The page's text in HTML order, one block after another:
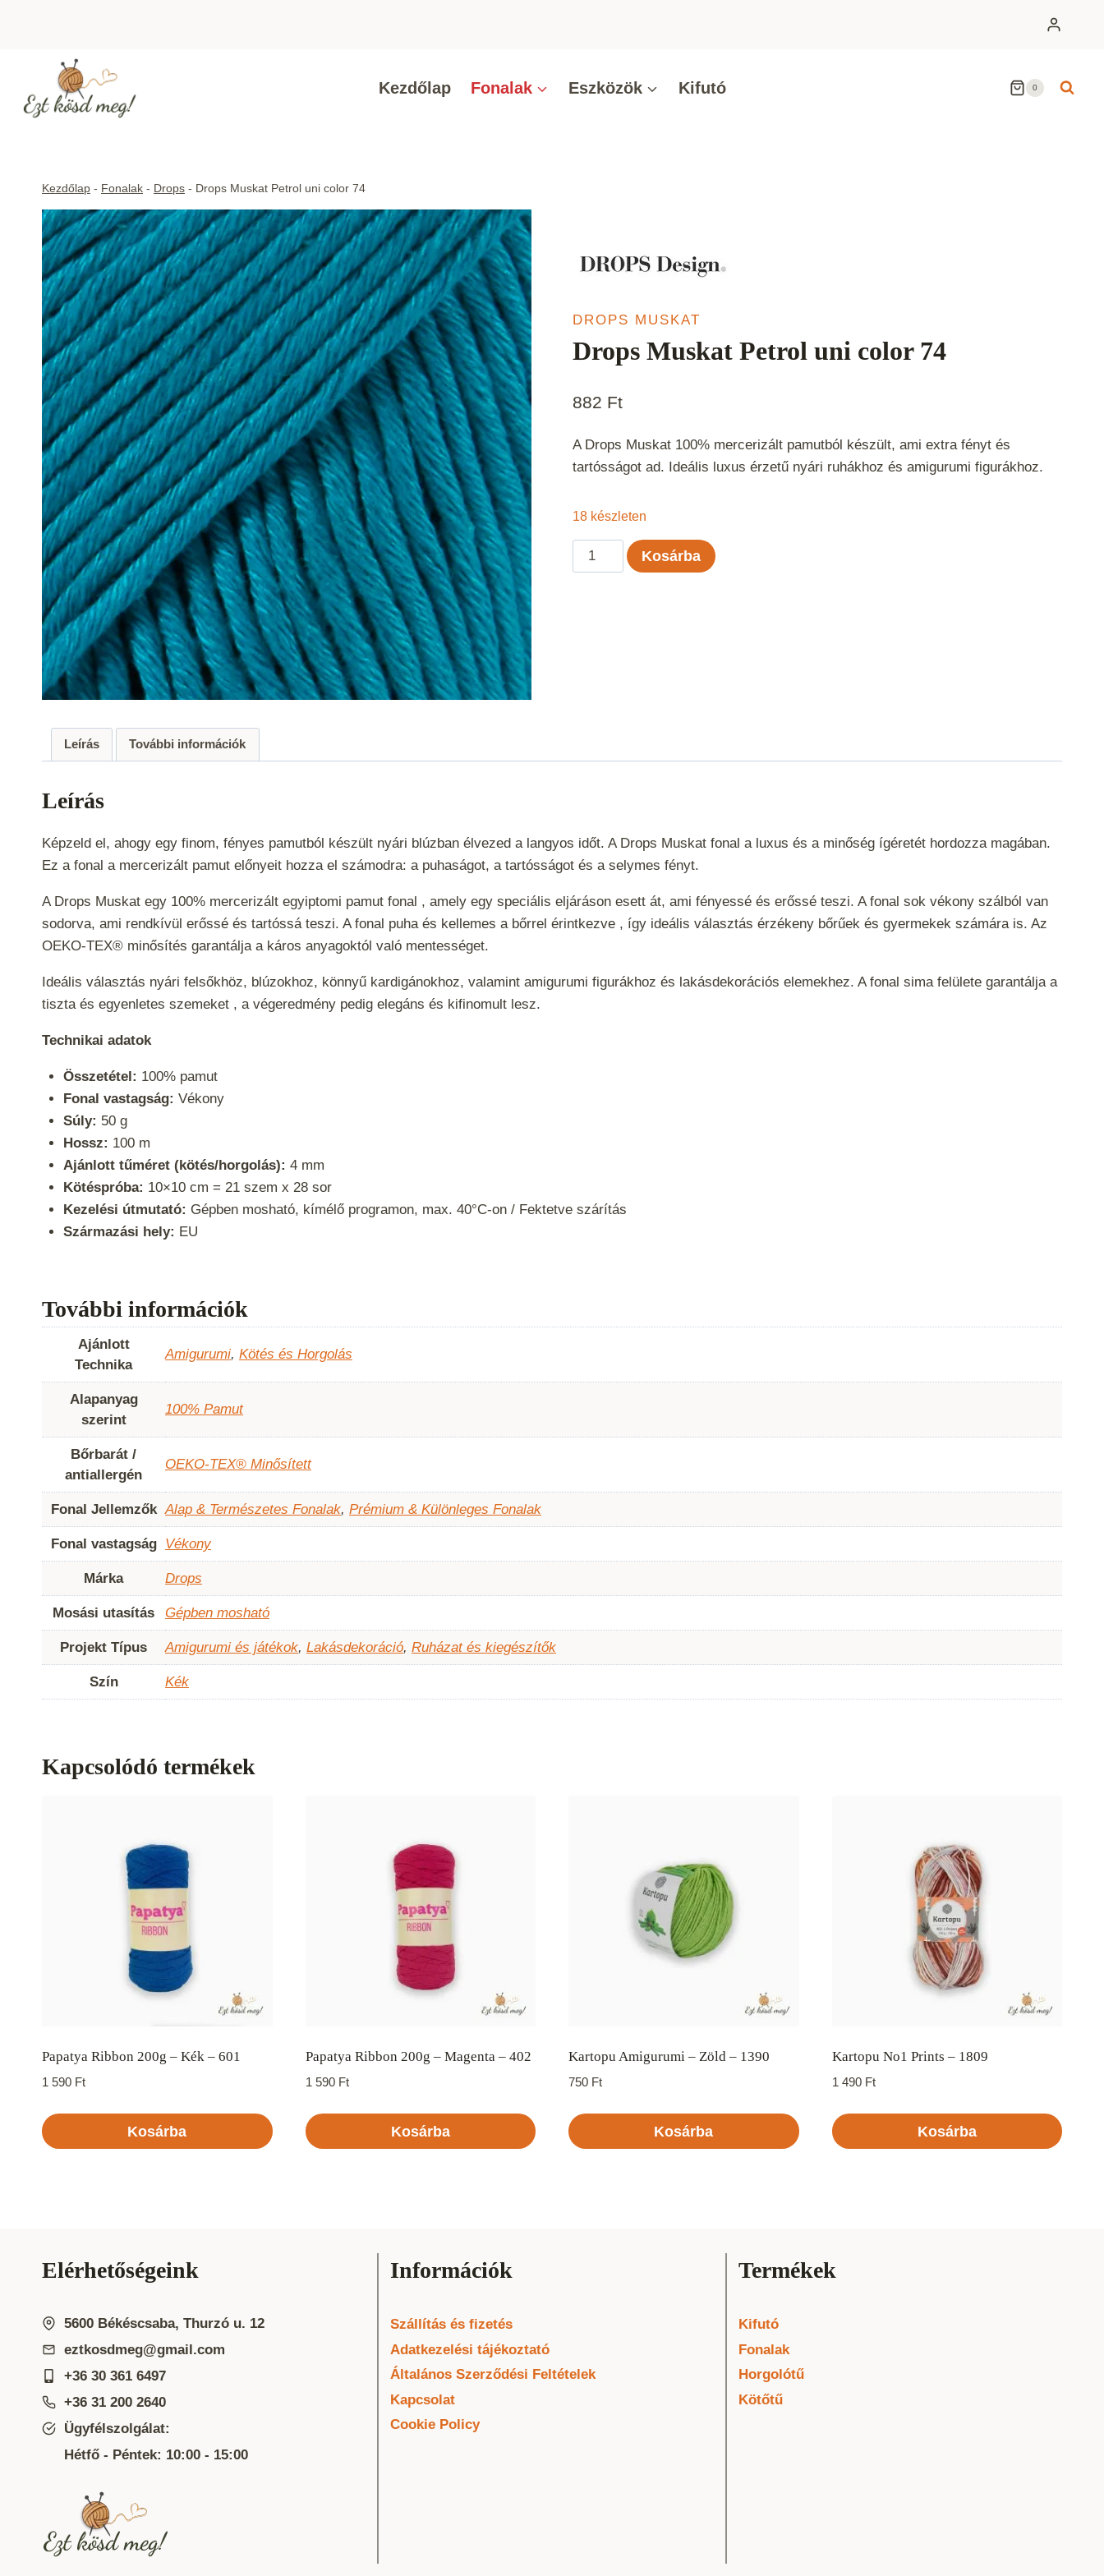
Kezdőlap Fonalak Eszközök Kifutó 0
Kezdőlap - Fonalak - Drops - Drops Muskat Petrol uni color 74
DROPS MUSKAT
Drops Muskat Petrol uni color 74
882 Ft
A Drops Muskat 100% mercerizált pamutból készült, ami extra fényt és
tartósságot ad. Ideális luxus érzetű nyári ruhákhoz és amigurumi figurákhoz.
18 készleten
Drops
Muskat
Kosárba
Leírás További információk
Leírás
Képzeld el, ahogy egy finom, fényes pamutból készült nyári blúzban élvezed a langyos időt. A Drops Muskat fonal a luxus és a minőség ígéretét hordozza magában.
Ez a fonal a mercerizált pamut előnyeit hozza el számodra: a puhaságot, a tartósságot és a selymes fényt.
A Drops Muskat egy 100% mercerizált egyiptomi pamut fonal , amely egy speciális eljáráson esett át, ami fényessé és erőssé teszi. A fonal sok vékony szálból van
sodorva, ami rendkívül erőssé és tartóssá teszi. A fonal puha és kellemes a bőrrel érintkezve , így ideális választás érzékeny bőrűek és gyermekek számára is. Az
OEKO-TEX® minősítés garantálja a káros anyagoktól való mentességet.
Ideális választás nyári felsőkhöz, blúzokhoz, könnyű kardigánokhoz, valamint amigurumi figurákhoz és lakásdekorációs elemekhez. A fonal sima felülete garantálja a
tiszta és egyenletes szemeket , a végeredmény pedig elegáns és kifinomult lesz.
Technikai adatok
Összetétel: 100% pamut
Fonal vastagság: Vékony
Súly: 50 g
Hossz: 100 m
Ajánlott tűméret (kötés/horgolás): 4 mm
Kötéspróba: 10×10 cm = 21 szem x 28 sor
Kezelési útmutató: Gépben mosható, kímélő programon, max. 40°C-on / Fektetve szárítás
Származási hely: EU
További információk
Ajánlott
Technika
Amigurumi, Kötés és Horgolás
Alapanyag
szerint
100% Pamut
Bőrbarát /
antiallergén
OEKO-TEX® Minősített
Fonal Jellemzők Alap & Természetes Fonalak, Prémium & Különleges Fonalak
Fonal vastagság Vékony
Márka Drops
Mosási utasítás Gépben mosható
Projekt Típus Amigurumi és játékok, Lakásdekoráció, Ruházat és kiegészítők
Szín Kék
Kapcsolódó termékek
Papatya Ribbon 200g – Kék – 601
1 590 Ft
Kosárba
Papatya Ribbon 200g – Magenta – 402
1 590 Ft
Kosárba
Kartopu Amigurumi – Zöld – 1390
750 Ft
Kosárba
Kartopu No1 Prints – 1809
1 490 Ft
Kosárba
Elérhetőségeink
5600 Békéscsaba, Thurzó u. 12
eztkosdmeg@gmail.com
+36 30 361 6497
+36 31 200 2640
Ügyfélszolgálat:
Hétfő - Péntek: 10:00 - 15:00
Információk
Szállítás és fizetés
Adatkezelési tájékoztató
Általános Szerződési Feltételek
Kapcsolat
Cookie Policy
Termékek
Kifutó
Fonalak
Horgolótű
Kötőtű